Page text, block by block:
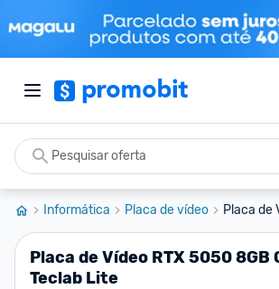
Informática Placa de vídeo Placa de
Placa de Vídeo RTX 5050 8GB
Teclab Lite